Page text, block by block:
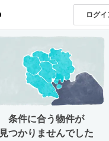
ログイ
条件に合う物件が
見つかりませんでした